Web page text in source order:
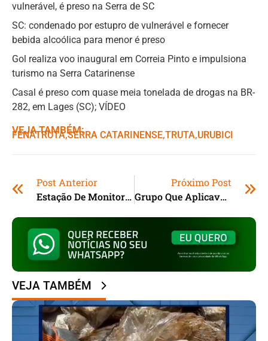
vulnerável, é preso na Serra de SC
SC: condenado por estupro de vulnerável e fornecer
bebida alcoólica para menor é preso
Gol realiza voo inaugural em Correia Pinto e impulsiona
turismo na Serra Catarinense
Casal é preso com quase meia tonelada de drogas na BR-
282, em Lages (SC); VÍDEO
VEJA TAMBÉM:
FENATRUTA,ㅤSERRA CATARINENSE,ㅤTRUTA,ㅤURUBICI
Post Anterior
Estação De Monitoramento Da Qualidade Do Ar Em Porto Alegre Entra Em Operação
Próximo Post
Grupo Que Aplicava Golpes Em Idosos É Preso
VEJA TAMBÉM